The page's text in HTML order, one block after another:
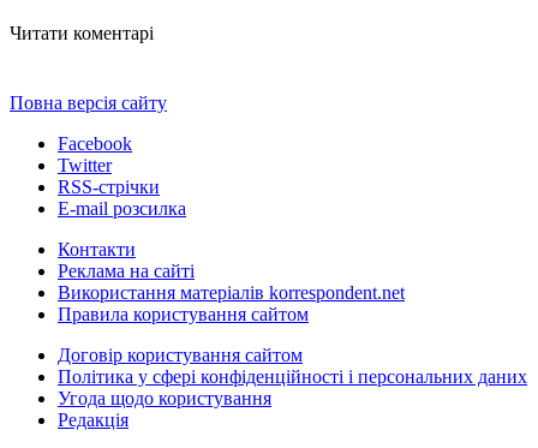
Читати коментарі
Повна версія сайту
Facebook
Twitter
RSS-стрічки
E-mail розсилка
Контакти
Реклама на сайті
Використання матеріалів korrespondent.net
Правила користування сайтом
Договір користування сайтом
Політика у сфері конфіденційності і персональних даних
Угода щодо користування
Редакція